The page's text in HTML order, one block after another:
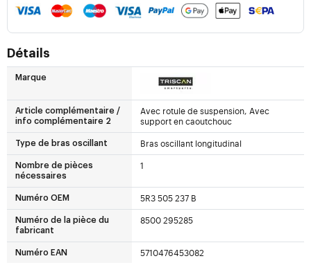
Détails
Marque
Article complémentaire /
info complémentaire 2
Avec rotule de suspension, Avec
support en caoutchouc
Type de bras oscillant Bras oscillant longitudinal
Nombre de pièces
nécessaires
1
Numéro OEM 5R3 505 237 B
Numéro de la pièce du
fabricant
8500 295285
Numéro EAN 5710476453082